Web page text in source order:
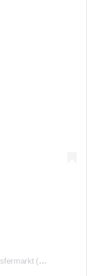
Une publication partagée par Transfermarkt (@transfermarkt_official)